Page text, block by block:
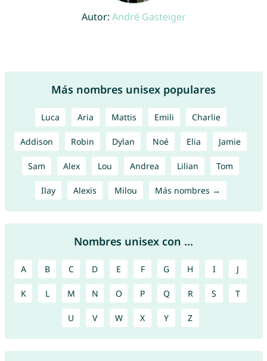
Autor: André Gasteiger
Más nombres unisex populares
Luca Aria Mattis Emili Charlie
Addison Robin Dylan Noé Elia Jamie
Sam Alex Lou Andrea Lilian Tom
Ilay Alexis Milou Más nombres →
Nombres unisex con ...
A B C D E F G H I J
K L M N O P Q R S T
U V W X Y Z